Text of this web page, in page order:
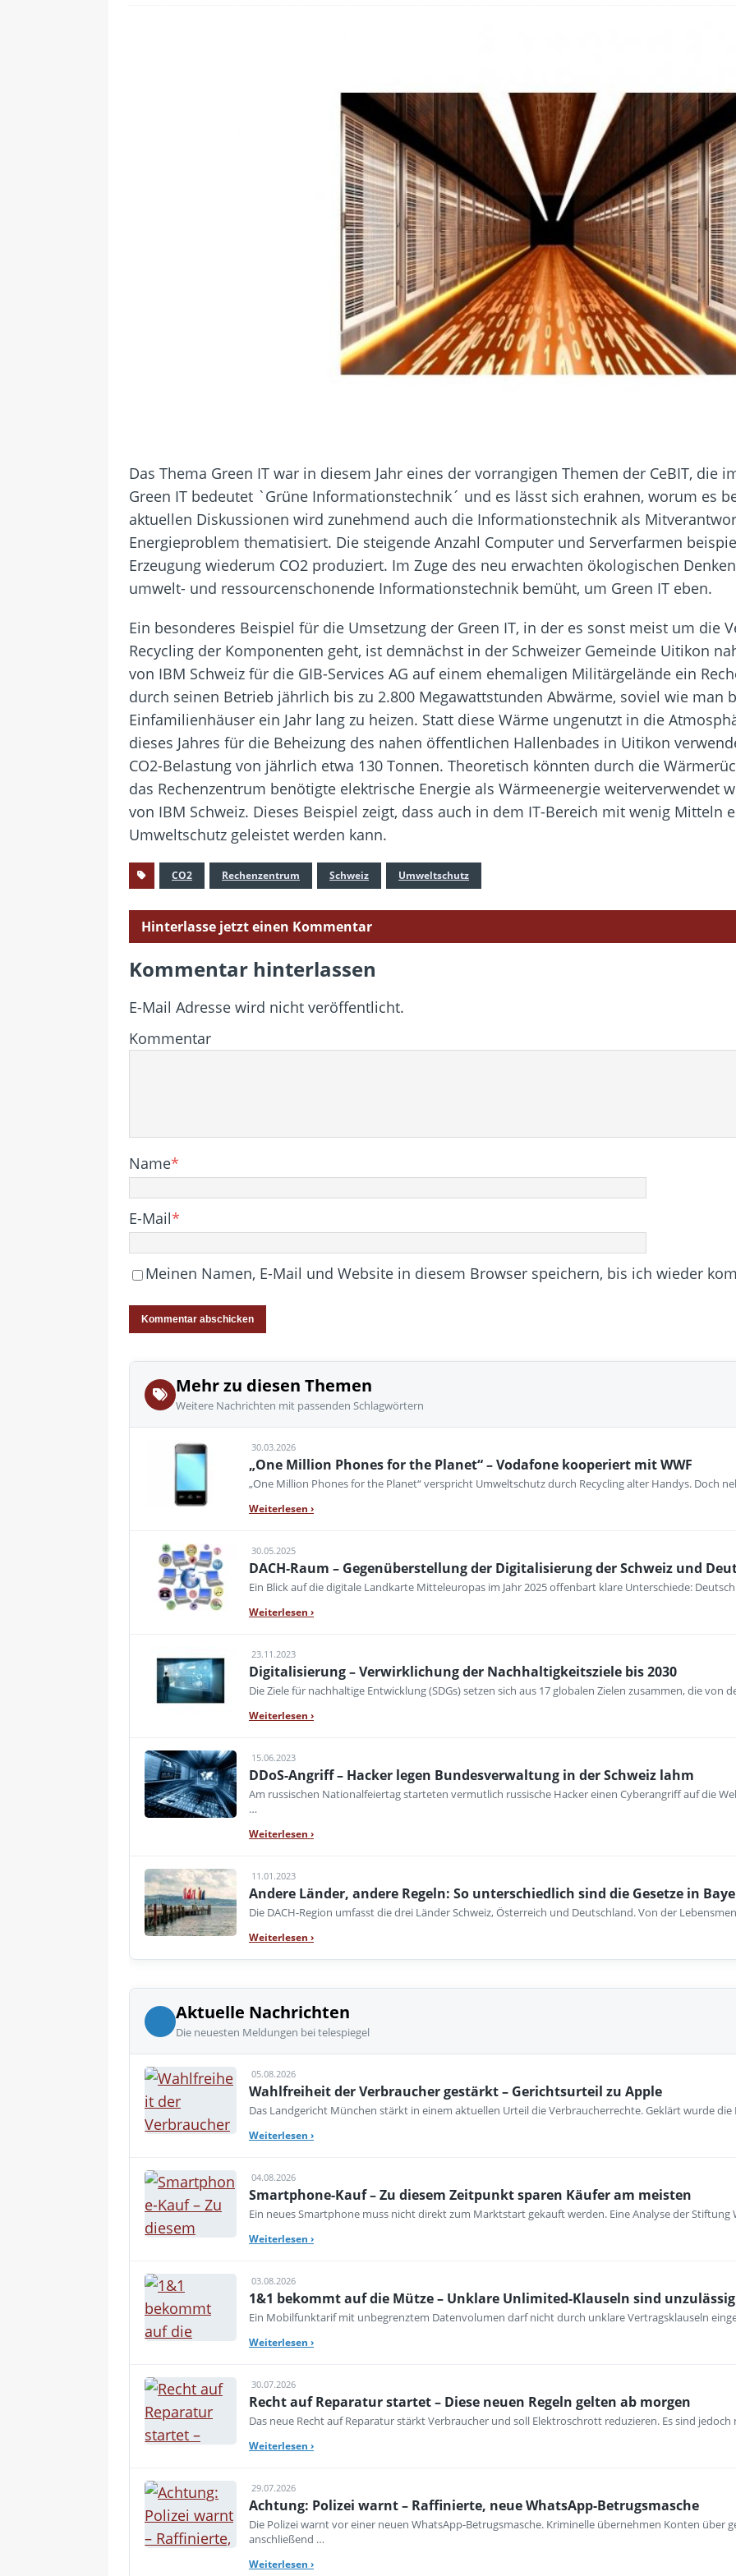
Wahlfreiheit der Verbraucher gestärkt – Gerichtsurteil zu Apple
Das Thema Green IT war in diesem Jahr eines der vorrangigen Themen der CeBIT, die
Green IT bedeutet `Grüne Informationstechnik´ und es lässt sich erahnen, worum es
aktuellen Diskussionen wird zunehmend auch die Informationstechnik als
Energieproblem thematisiert. Die steigende Anzahl Computer und Serverfarmen
Erzeugung wiederum CO2 produziert. Im Zuge des neu erwachten ökologischen
umwelt- und ressourcenschonende Informationstechnik bemüht, um Green IT eben.
Ein besonderes Beispiel für die Umsetzung der Green IT, in der es sonst meist um die
Recycling der Komponenten geht, ist demnächst in der Schweizer Gemeinde Uitikon
von IBM Schweiz für die GIB-Services AG auf einem ehemaligen Militärgelände ein
durch seinen Betrieb jährlich bis zu 2.800 Megawattstunden Abwärme, soviel wie man
Einfamilienhäuser ein Jahr lang zu heizen. Statt diese Wärme ungenutzt in die
dieses Jahres für die Beheizung des nahen öffentlichen Hallenbades in Uitikon
CO2-Belastung von jährlich etwa 130 Tonnen. Theoretisch könnten durch die
das Rechenzentrum benötigte elektrische Energie als Wärmeenergie weiterverwendet
von IBM Schweiz. Dieses Beispiel zeigt, dass auch in dem IT-Bereich mit wenig Mitteln
Umweltschutz geleistet werden kann.
CO2 Rechenzentrum Schweiz Umweltschutz
Hinterlasse jetzt einen Kommentar
Kommentar hinterlassen
E-Mail Adresse wird nicht veröffentlicht.
Kommentar
Name*
E-Mail*
Meinen Namen, E-Mail und Website in diesem Browser speichern, bis ich wieder
Mehr zu diesen Themen
Weitere Nachrichten mit passenden Schlagwörtern
30.03.2026
„One Million Phones for the Planet“ – Vodafone kooperiert mit WWF
„One Million Phones for the Planet“ verspricht Umweltschutz durch Recycling alter Handys. Doch
Weiterlesen ›
30.05.2025
DACH-Raum – Gegenüberstellung der Digitalisierung der Schweiz und
Ein Blick auf die digitale Landkarte Mitteleuropas im Jahr 2025 offenbart klare Unterschiede:
Weiterlesen ›
23.11.2023
Digitalisierung – Verwirklichung der Nachhaltigkeitsziele bis 2030
Die Ziele für nachhaltige Entwicklung (SDGs) setzen sich aus 17 globalen Zielen zusammen, die von
Weiterlesen ›
15.06.2023
DDoS-Angriff – Hacker legen Bundesverwaltung in der Schweiz lahm
Am russischen Nationalfeiertag starteten vermutlich russische Hacker einen Cyberangriff auf die
…
Weiterlesen ›
11.01.2023
Andere Länder, andere Regeln: So unterschiedlich sind die Gesetze in
Die DACH-Region umfasst die drei Länder Schweiz, Österreich und Deutschland. Von der
Weiterlesen ›
Aktuelle Nachrichten
Die neuesten Meldungen bei telespiegel
05.08.2026
Wahlfreiheit der Verbraucher gestärkt – Gerichtsurteil zu Apple
Das Landgericht München stärkt in einem aktuellen Urteil die Verbraucherrechte. Geklärt wurde die
Weiterlesen ›
04.08.2026
Smartphone-Kauf – Zu diesem Zeitpunkt sparen Käufer am meisten
Ein neues Smartphone muss nicht direkt zum Marktstart gekauft werden. Eine Analyse der Stiftung
Weiterlesen ›
03.08.2026
1&1 bekommt auf die Mütze – Unklare Unlimited-Klauseln sind unzulässig
Ein Mobilfunktarif mit unbegrenztem Datenvolumen darf nicht durch unklare Vertragsklauseln
Weiterlesen ›
30.07.2026
Recht auf Reparatur startet – Diese neuen Regeln gelten ab morgen
Das neue Recht auf Reparatur stärkt Verbraucher und soll Elektroschrott reduzieren. Es sind jedoch
Weiterlesen ›
29.07.2026
Achtung: Polizei warnt – Raffinierte, neue WhatsApp-Betrugsmasche
Die Polizei warnt vor einer neuen WhatsApp-Betrugsmasche. Kriminelle übernehmen Konten über
anschließend …
Weiterlesen ›